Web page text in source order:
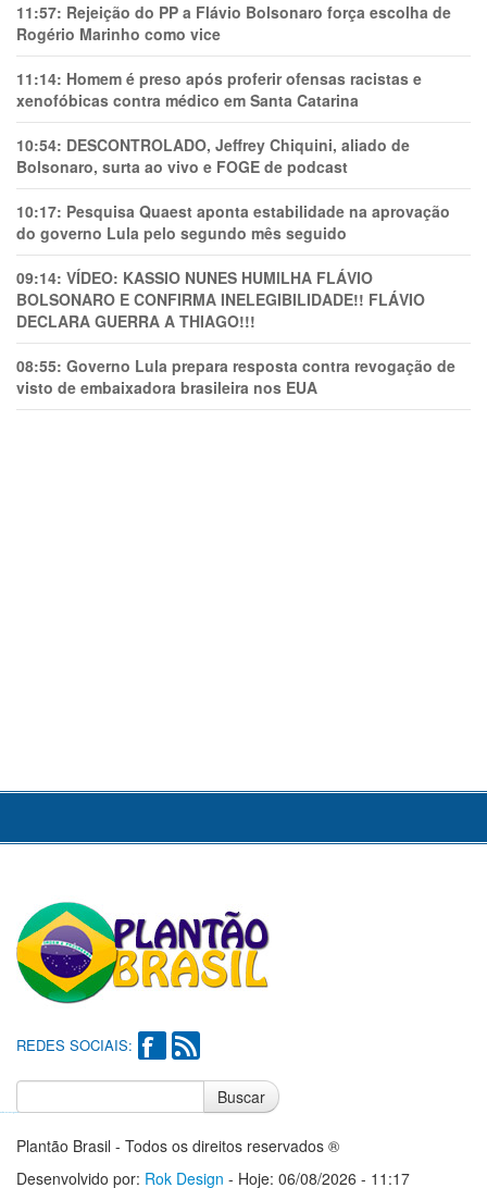
11:57: Rejeição do PP a Flávio Bolsonaro força escolha de
Rogério Marinho como vice
11:14: Homem é preso após proferir ofensas racistas e
xenofóbicas contra médico em Santa Catarina
10:54: DESCONTROLADO, Jeffrey Chiquini, aliado de
Bolsonaro, surta ao vivo e FOGE de podcast
10:17: Pesquisa Quaest aponta estabilidade na aprovação
do governo Lula pelo segundo mês seguido
09:14: VÍDEO: KASSIO NUNES HUMlLHA FLÁVIO
BOLSONARO E CONFIRMA INELEGIBILIDADE!! FLÁVIO
DECLARA GUERRA A THIAGO!!!
08:55: Governo Lula prepara resposta contra revogação de
visto de embaixadora brasileira nos EUA
REDES SOCIAIS:
Buscar
Plantão Brasil - Todos os direitos reservados ®
Desenvolvido por: Rok Design - Hoje: 06/08/2026 - 11:17